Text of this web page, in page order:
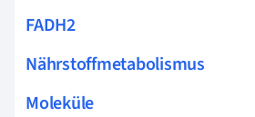
FADH2
Nährstoffmetabolismus
Moleküle